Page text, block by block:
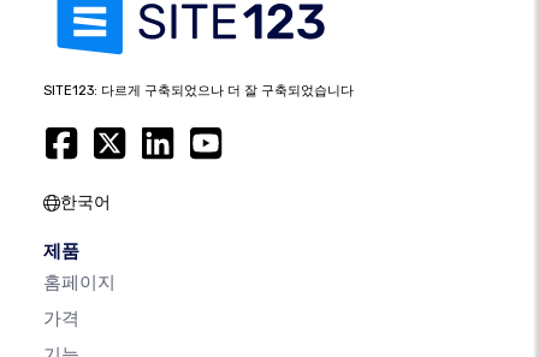
SITE123: 다르게 구축되었으나 더 잘 구축되었습니다
한국어
제품
홈페이지
가격